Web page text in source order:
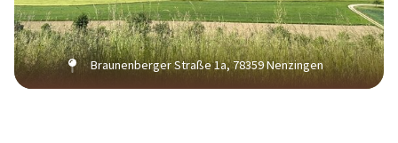
Braunenberger Straße 1a,78359Nenzingen